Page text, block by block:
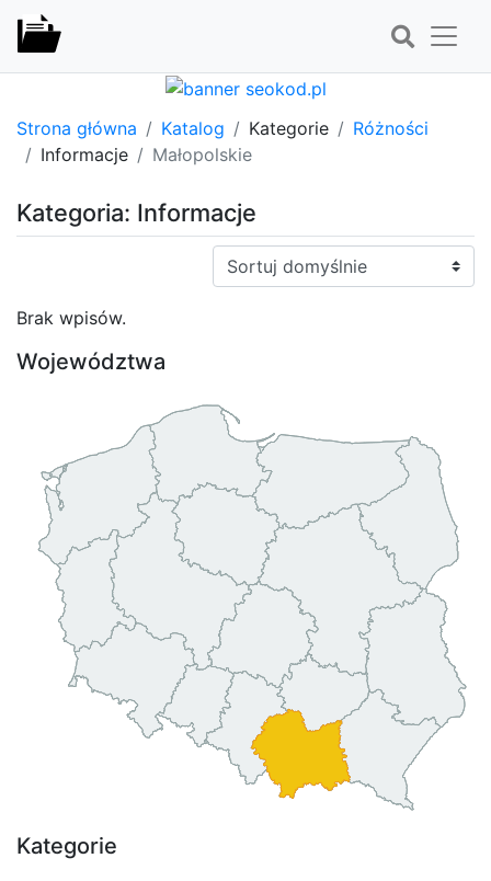
Strona główna Katalog Kategorie
Różności
Informacje
Małopolskie
Kategoria: Informacje
Sortuj:
Brak wpisów.
Województwa
Kategorie